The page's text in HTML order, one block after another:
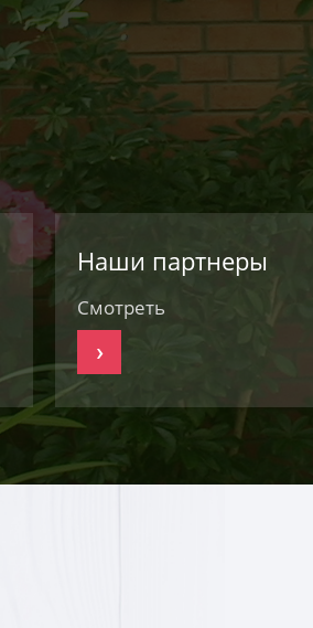
Наши партнеры
Смотреть
›